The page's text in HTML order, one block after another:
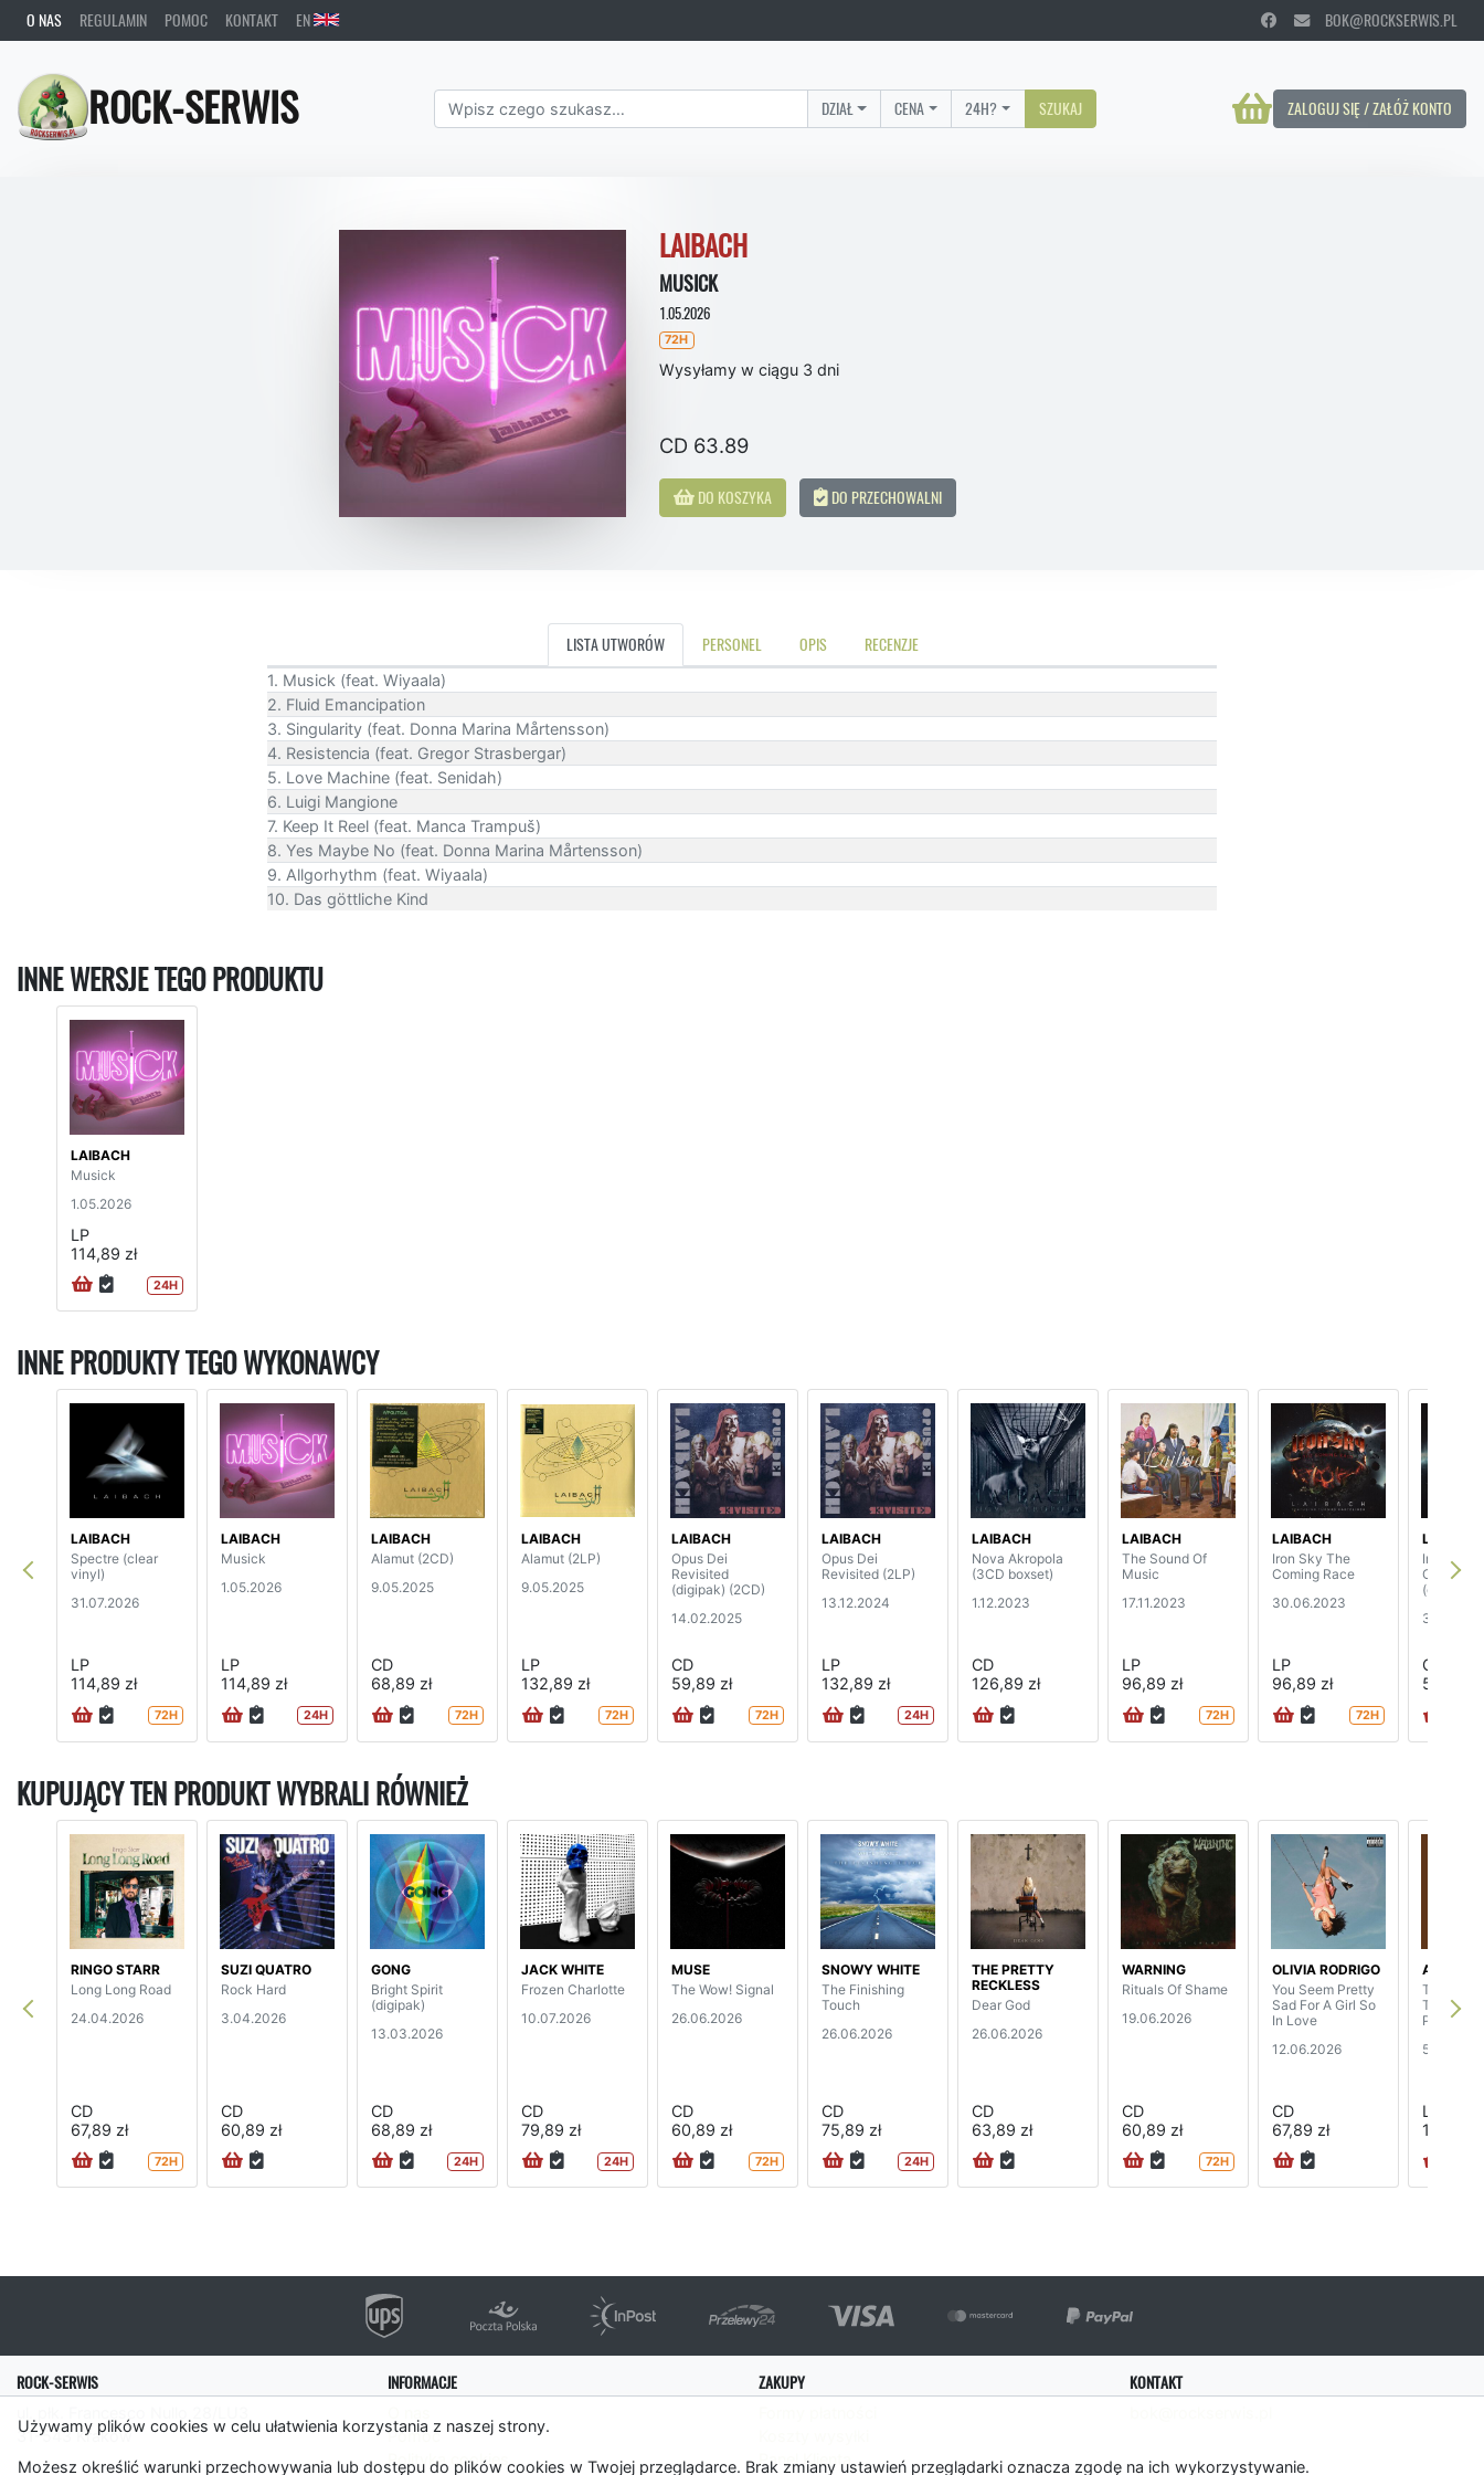
Używamy plików cookies w celu ułatwienia korzystania z naszej strony.
Możesz określić warunki przechowywania lub dostępu do plików cookies w Twojej przeglądarce. Brak zmiany ustawień przeglądarki oznacza zgodę na ich wykorzystywanie.
O NAS REGULAMIN POMOC KONTAKT EN BOK@ROCKSERWIS.PL
ROCK-SERWIS ZALOGUJ SIĘ / ZAŁÓŻ KONTO
DZIAŁ CENA 24H? SZUKAJ
LAIBACH
MUSICK
1.05.2026
72H
Wysyłamy w ciągu 3 dni
CD 63.89
DO KOSZYKA DO PRZECHOWALNI
LISTA UTWORÓW PERSONEL OPIS RECENZJE
1. Musick (feat. Wiyaala)
2. Fluid Emancipation
3. Singularity (feat. Donna Marina Mårtensson)
4. Resistencia (feat. Gregor Strasbergar)
5. Love Machine (feat. Senidah)
6. Luigi Mangione
7. Keep It Reel (feat. Manca Trampuš)
8. Yes Maybe No (feat. Donna Marina Mårtensson)
9. Allgorhythm (feat. Wiyaala)
10. Das göttliche Kind
INNE WERSJE TEGO PRODUKTU
LAIBACH
Musick
1.05.2026
LP
114,89 zł
24H
INNE PRODUKTY TEGO WYKONAWCY
LAIBACH
Spectre (clear
vinyl)
31.07.2026
LP
114,89 zł
72H
LAIBACH
Musick
1.05.2026
LP
114,89 zł
24H
LAIBACH
Alamut (2CD)
9.05.2025
CD
68,89 zł
72H
LAIBACH
Alamut (2LP)
9.05.2025
LP
132,89 zł
72H
LAIBACH
Opus Dei
Revisited
(digipak) (2CD)
14.02.2025
CD
59,89 zł
72H
LAIBACH
Opus Dei
Revisited (2LP)
13.12.2024
LP
132,89 zł
24H
LAIBACH
Nova Akropola
(3CD boxset)
1.12.2023
CD
126,89 zł
LAIBACH
The Sound Of
Music
17.11.2023
LP
96,89 zł
72H
LAIBACH
Iron Sky The
Coming Race
30.06.2023
LP
96,89 zł
72H
LAIBACH
Iron Sky
Coming
(digipak)
CD
52,89 zł
KUPUJĄCY TEN PRODUKT WYBRALI RÓWNIEŻ
RINGO STARR
Long Long Road
24.04.2026
CD
67,89 zł
72H
SUZI QUATRO
Rock Hard
3.04.2026
CD
60,89 zł
GONG
Bright Spirit
(digipak)
13.03.2026
CD
68,89 zł
24H
JACK WHITE
Frozen Charlotte
10.07.2026
CD
79,89 zł
24H
MUSE
The Wow! Signal
26.06.2026
CD
60,89 zł
72H
SNOWY WHITE
The Finishing
Touch
26.06.2026
CD
75,89 zł
24H
THE PRETTY
RECKLESS
Dear God
26.06.2026
CD
63,89 zł
WARNING
Rituals Of Shame
19.06.2026
CD
60,89 zł
72H
OLIVIA RODRIGO
You Seem Pretty
Sad For A Girl So
In Love
12.06.2026
CD
67,89 zł
AMY,
Tippin' On
Through
Poet)
5.06.2026
LP
183,89
ROCK-SERWIS
31-543 Kraków
INFORMACJE
Pomoc
Polityka cookies
ZAKUPY
Panel Klienta
KONTAKT